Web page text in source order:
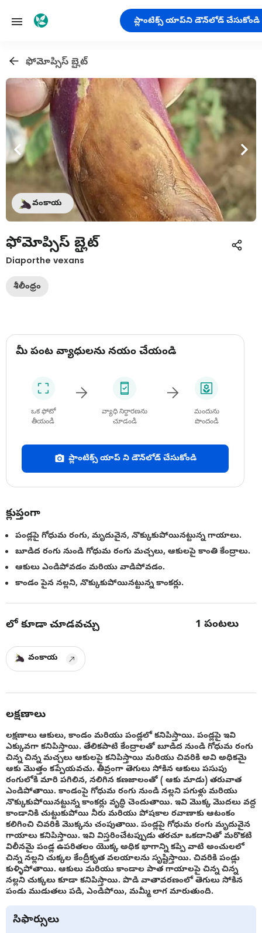
ప్లాంటిక్స్ యాప్‌ని డౌన్‌లోడ్ చేసుకోండి
ఫోమోప్సిస్ బ్లైట్
వంకాయ
ఫోమోప్సిస్ బ్లైట్
Diaporthe vexans
శీలీంధ్రం
మీ పంట వ్యాధులను నయం చేయండి
ఒక ఫోటో
తీయండి
వ్యాధి నిర్ధారణను
చూడండి
మందును
పొందండి
ప్లాంటిక్స్ యాప్ ని డౌన్‌లోడ్ చేసుకోండి
క్లుప్తంగా
పండ్లపై గోధుమ రంగు, మృదువైన, నొక్కుకుపోయినట్టున్న గాయాలు.
బూడిద రంగు నుండి గోధుమ రంగు మచ్చలు, ఆకులపై కాంతి కేంద్రాలు.
ఆకులు ఎండిపోవడం మరియు వాడిపోవడం.
కాండం పైన నల్లని, నొక్కుకుపోయినట్టున్న కాంకర్లు.
లో కూడా చూడవచ్చు 1 పంటలు
వంకాయ
లక్షణాలు
లక్షణాలు ఆకులు, కాండం మరియు పండ్లలో కనిపిస్తాయి. పండ్లపై ఇవి
ఎక్కువగా కనిపిస్తాయి. తేలికపాటి కేంద్రాలతో బూడిద నుండి గోధుమ రంగు
చిన్న చిన్న మచ్చలు ఆకులపై కనిపిస్తాయి మరియు చివరికి అవి అధికమై
ఆకు మొత్తం కప్పేయవచు. తీవ్రంగా తెగులు సోకిన ఆకులు పసుపు
రంగులోకి మారి పగిలిన, నలిగిన కణజాలంతో ( ఆకు మాడు) తరువాత
ఎండిపోతాయి. కాండంపై గోధుమ రంగు నుండి నల్లని పగుళ్లు మరియు
నొక్కుకుపోయినట్టున్న కాంకర్లు వృద్ధి చెందుతాయి. ఇవి మొక్క మొదలు వద్ద
కాండానికి చుట్టుకుపోయి నీరు మరియు పోషకాల రవాణాకు ఆటంకం
కలిగించి చివరికి మొక్కను చంపుతాయి. పండ్లపై గోధుమ రంగు మృదువైన
గాయాలు కనిపిస్తాయి. ఇవి విస్తరించేటప్పుడు తరచూ ఒకదానితో మరొకటి
విలీనమై పండ్ల ఉపరితలం యొక్క అధిక భాగాన్ని కప్పి వాటి అంచులలో
చిన్న నల్లని చుక్కల కేంద్రీకృత వలయాలను సృష్టిస్తాయి. చివరికి పండ్లు
కుళ్ళిపోతాయి. ఆకులు మరియు కాండాల పాత గాయాలపై చిన్న చిన్న
నల్లని చుక్కలు కూడా కనిపిస్తాయి. పొడి వాతావరణంలో తెగులు సోకిన
పండు ముడుతలు పడి, ఎండిపోయి, మమ్మీ లాగ మారుతుంది.
సిఫార్సులు